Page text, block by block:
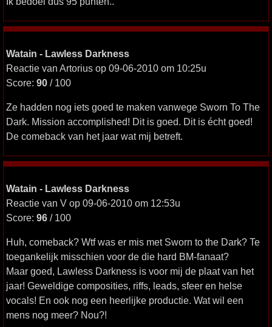
Watain - Lawless Darkness
Reactie van Artorius op 09-06-2010 om 10:25u
Score: 90 / 100
Ze hadden nog iets goed te maken vanwege Sworn To The
Dark. Mission accomplished! Dit is goed. Dit is écht goed!
De comeback van het jaar wat mij betreft.
Watain - Lawless Darkness
Reactie van V op 09-06-2010 om 12:53u
Score: 96 / 100
Huh, comeback? Wtf was er mis met Sworn to the Dark? Te
toegankelijk misschien voor de die hard BM-fanaat?
Maar goed, Lawless Darkness is voor mij de plaat van het
jaar! Geweldige composities, riffs, leads, sfeer en helse
vocals! En ook nog een heerlijke productie. Wat wil een
mens nog meer? Nou?!